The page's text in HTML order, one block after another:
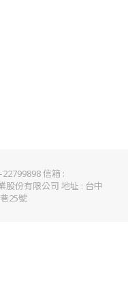
信箱 :
份有限公司 地址 : 台中
25號